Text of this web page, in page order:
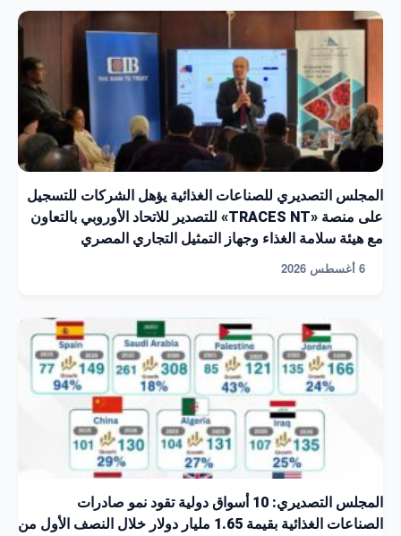
المجلس التصديري للصناعات الغذائية يؤهل الشركات للتسجيل
على منصة «TRACES NT» للتصدير للاتحاد الأوروبي بالتعاون
مع هيئة سلامة الغذاء وجهاز التمثيل التجاري المصري
6 أغسطس 2026
المجلس التصديري: 10 أسواق دولية تقود نمو صادرات
الصناعات الغذائية بقيمة 1.65 مليار دولار خلال النصف الأول من